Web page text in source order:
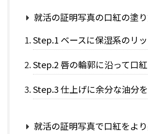
就活の証明写真の口紅の塗
Step.1 ベースに保湿系のリ
Step.2 唇の輪郭に沿って口
Step.3 仕上げに余分な油分
就活の証明写真で口紅をよ